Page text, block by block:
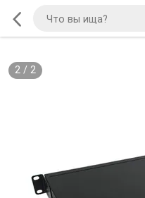
2/ 2